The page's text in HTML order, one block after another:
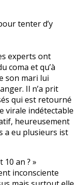
tenter d’y
experts ont
coma et qu’à
son mari lui
Il n’a prit
qui est retourné
virale indétectable
heureusement
a eu plusieurs ist
an ? »
inconsciente